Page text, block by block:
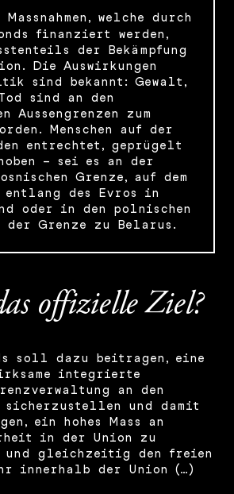
Massnahmen, welche durch
finanziert werden,
der Bekämpfung
Die Auswirkungen
sind bekannt: Gewalt,
sind an den
Aussengrenzen zum
Menschen auf der
entrechtet, geprügelt
– sei es an der
Grenze, auf dem
entlang des Evros in
oder in den polnischen
der Grenze zu Belarus.
offizielle Ziel?
soll dazu beitragen, eine
integrierte
an den
sicherzustellen und damit
ein hohes Mass an
in der Union zu
und gleichzeitig den freien
innerhalb der Union (…)